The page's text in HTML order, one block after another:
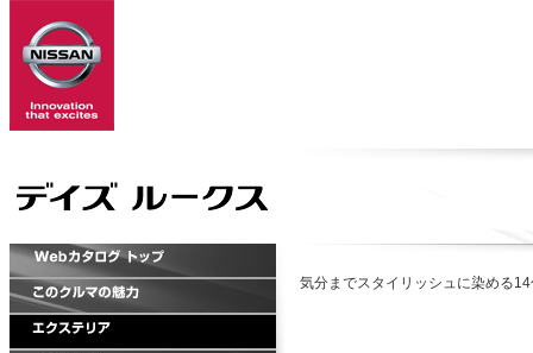
気分までスタイリッシュに染める